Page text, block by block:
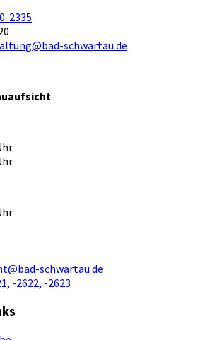
2335
schwartau.de
schwartau.de
-2622, -2623